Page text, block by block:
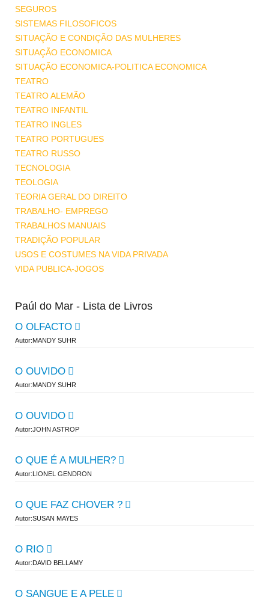
SEGUROS
SISTEMAS FILOSOFICOS
SITUAÇÃO E CONDIÇÃO DAS MULHERES
SITUAÇÃO ECONOMICA
SITUAÇÃO ECONOMICA-POLITICA ECONOMICA
TEATRO
TEATRO ALEMÃO
TEATRO INFANTIL
TEATRO INGLES
TEATRO PORTUGUES
TEATRO RUSSO
TECNOLOGIA
TEOLOGIA
TEORIA GERAL DO DIREITO
TRABALHO- EMPREGO
TRABALHOS MANUAIS
TRADIÇÃO POPULAR
USOS E COSTUMES NA VIDA PRIVADA
VIDA PUBLICA-JOGOS
Paúl do Mar - Lista de Livros
O OLFACTO
Autor:MANDY SUHR
O OUVIDO
Autor:MANDY SUHR
O OUVIDO
Autor:JOHN ASTROP
O QUE É A MULHER?
Autor:LIONEL GENDRON
O QUE FAZ CHOVER ?
Autor:SUSAN MAYES
O RIO
Autor:DAVID BELLAMY
O SANGUE E A PELE